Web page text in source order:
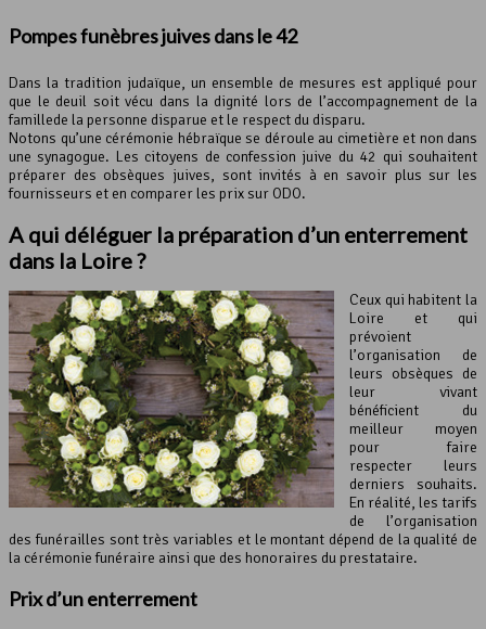
Pompes funèbres juives dans le 42
Dans la tradition judaïque, un ensemble de mesures est appliqué pour
que le deuil soit vécu dans la dignité lors de l’accompagnement de la
famillede la personne disparue et le respect du disparu.
Notons qu’une cérémonie hébraïque se déroule au cimetière et non dans
une synagogue. Les citoyens de confession juive du 42 qui souhaitent
préparer des obsèques juives, sont invités à en savoir plus sur les
fournisseurs et en comparer les prix sur ODO.
A qui déléguer la préparation d’un enterrement
dans la Loire?
Ceux qui habitent la
Loire et qui
prévoient
l’organisation de
leurs obsèques de
leur vivant
bénéficient du
meilleur moyen
pour faire
respecter leurs
derniers souhaits.
En réalité, les tarifs
de l’organisation
des funérailles sont très variables et le montant dépend de la qualité de
la cérémonie funéraire ainsi que des honoraires du prestataire.
Prix d’un enterrement